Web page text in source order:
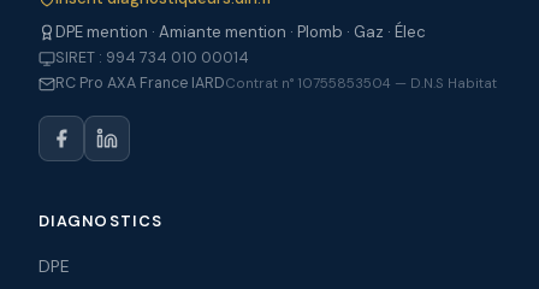
DPE mention · Amiante mention · Plomb · Gaz · Élec
SIRET : 994 734 010 00014
RC Pro AXA France IARDContrat n° 10755853504 — D.N.S Habitat
DIAGNOSTICS
DPE